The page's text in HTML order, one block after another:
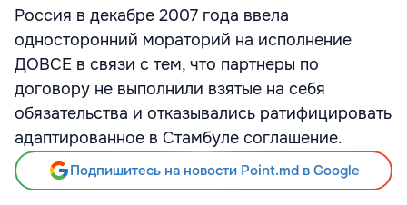
Россия в декабре 2007 года ввела
односторонний мораторий на исполнение
ДОВСЕ в связи с тем, что партнеры по
договору не выполнили взятые на себя
обязательства и отказывались ратифицировать
адаптированное в Стамбуле соглашение.
Подпишитесь на новости Point.md в Google